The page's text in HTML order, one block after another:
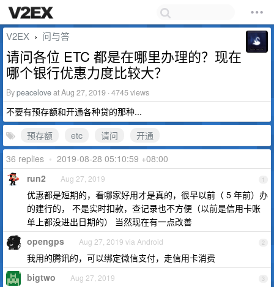
V2EX › 问与答
请问各位 ETC 都是在哪里办理的？现在
哪个银行优惠力度比较大？
Bypeaceloveat Aug 27, 2019 · 4745 views
不要有预存额和开通各种贷的那种...
预存额
etc 请问
开通
36 replies • 2019-08-28 05:10:59 +08:00
1
run2 Aug 27, 2019
优惠都是短期的，看哪家好用才是真的，很早以前（ 5 年前）办
的建行的， 不是实时扣款，查记录也不方便（以前是信用卡账
单上都没进出日期的） 当然现在有一点改善
2
opengps Aug 27, 2019 via Android
我用的腾讯的，可以绑定微信支付，走信用卡消费
3
bigtwo Aug 27, 2019